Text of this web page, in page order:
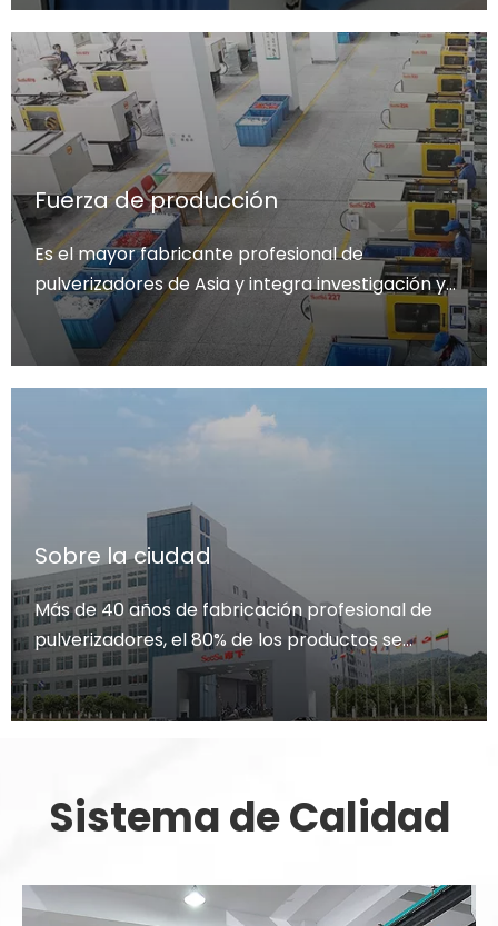
mercado.
Fuerza de producción
Es el mayor fabricante profesional de
pulverizadores de Asia y integra investigación y
desarrollo, producción y ventas.
Sobre la ciudad
Más de 40 años de fabricación profesional de
pulverizadores, el 80% de los productos se
exportan a Europa y Estados Unidos.
Sistema de Calidad